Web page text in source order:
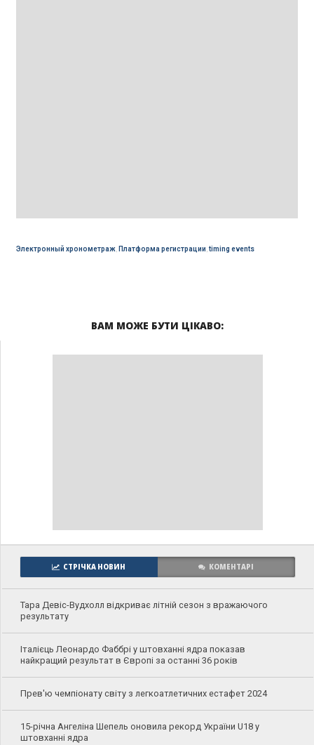
Электронный хронометраж, Платформа регистрации timing events
ВАМ МОЖЕ БУТИ ЦІКАВО:
СТРІЧКА НОВИН КОМЕНТАРІ
Тара Девіс-Вудхолл відкриває літній сезон з вражаючого
результату
Італієць Леонардо Фаббрі у штовханні ядра показав
найкращий результат в Європі за останні 36 років
Прев'ю чемпіонату світу з легкоатлетичних естафет 2024
15-річна Ангеліна Шепель оновила рекорд України U18 у
штовханні ядра